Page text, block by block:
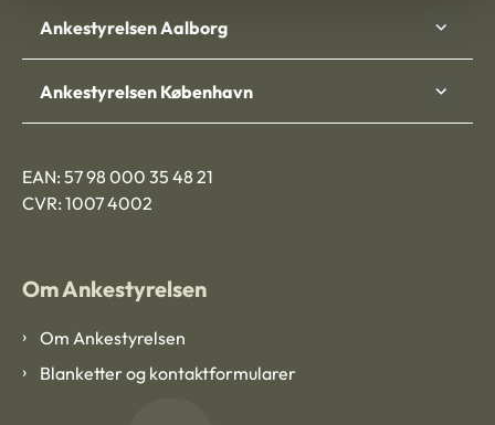
Ankestyrelsen Aalborg
Ankestyrelsen København
EAN: 57 98 000 35 48 21
CVR: 1007 4002
Om Ankestyrelsen
Om Ankestyrelsen
Blanketter og kontaktformularer